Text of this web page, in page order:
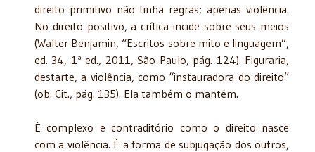
direito primitivo não tinha regras; apenas violência.
No direito positivo, a crítica incide sobre seus meios
(Walter Benjamin, “Escritos sobre mito e linguagem”,
ed. 34, 1ª ed., 2011, São Paulo, pág. 124). Figuraria,
destarte, a violência, como “instauradora do direito”
(ob. Cit., pág. 135). Ela também o mantém.
É complexo e contraditório como o direito nasce
com a violência. É a forma de subjugação dos outros,